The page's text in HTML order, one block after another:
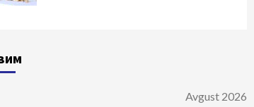
Avgust 2026